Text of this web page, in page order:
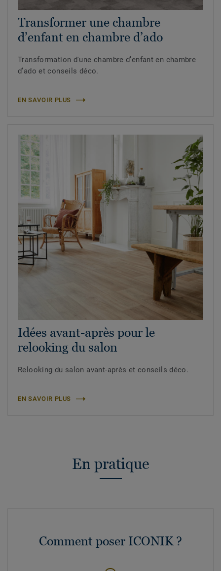
Transformer une chambre
d’enfant en chambre d’ado
Transformation d'une chambre d’enfant en chambre
d’ado et conseils déco.
EN SAVOIR PLUS
Idées avant-après pour le
relooking du salon
Relooking du salon avant-après et conseils déco.
EN SAVOIR PLUS
En pratique
Comment poser ICONIK ?